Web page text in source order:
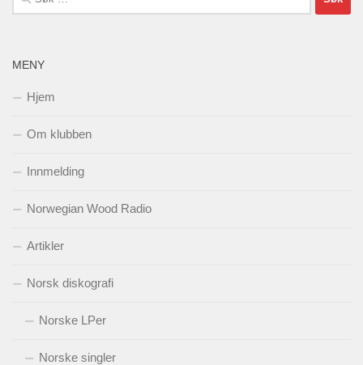
etter:
MENY
Hjem
Om klubben
Innmelding
Norwegian Wood Radio
Artikler
Norsk diskografi
Norske LPer
Norske singler